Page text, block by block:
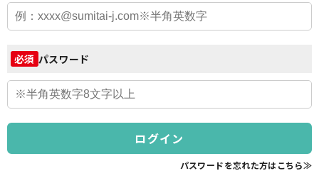
必須 パスワード
ログイン
パスワードを忘れた方はこちら≫